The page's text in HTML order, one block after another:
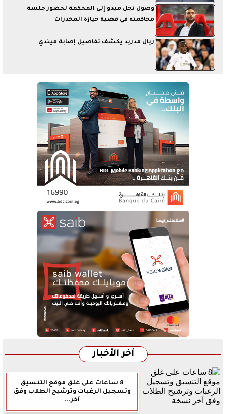
وصول نجل ميدو إلى المحكمة لحضور جلسة
محاكمته في قضية حيازة المخدرات
ريال مدريد يكشف تفاصيل إصابة ميندي
آخر الأخبار
8 ساعات على غلق موقع التنسيق
وتسجيل الرغبات وترشيح الطلاب وفق
آخر...